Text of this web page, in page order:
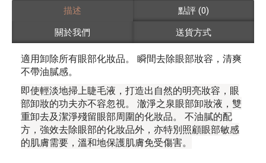
描述
點評 (0)
關於我們
送貨方式
適用卸除所有眼部化妝品。 瞬間去除眼部妝容，清爽
不帶油膩感。
即使輕淡地掃上睫毛液，打造出自然的明亮妝容，眼
部卸妝的功夫亦不容忽視。 澈淨之泉眼部卸妝液，雙
重卸去及潔淨殘留眼部周圍的化妝品。 不油膩的配
方，強效去除眼部的化妝品外，亦特別照顧眼部敏感
的肌膚需要，溫和地保護肌膚免受傷害。